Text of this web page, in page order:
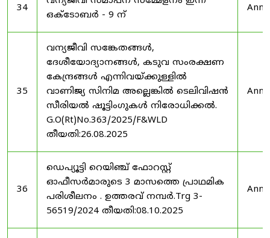
34
ഒക്ടോബർ - 9 ന്
35
വന്യജീവി സങ്കേതങ്ങൾ,
ദേശീയോദ്യാനങ്ങൾ, കടുവ സംരക്ഷണ
കേന്ദ്രങ്ങൾ എന്നിവയ്ക്കുള്ളിൽ
വാണിജ്യ സിനിമ അല്ലെങ്കിൽ ടെലിവിഷൻ
സീരിയൽ ഷൂട്ടിംഗുകൾ നിരോധിക്കൽ.
G.O(Rt)No.363/2025/F&WLD
തീയതി:26.08.2025
36
ഡെപ്യൂട്ടി റെയിഞ്ച് ഫോറസ്റ്റ്
ഓഫീസർമാരുടെ 3 മാസത്തെ പ്രാഥമിക
പരിശീലനം . ഉത്തരവ് നമ്പർ.Trg 3-
56519/2024 തീയതി:08.10.2025